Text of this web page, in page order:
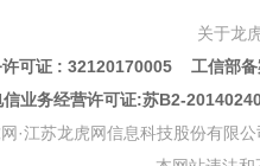
关于龙
许可证 : 32120170005 工信部
信业务经营许可证:苏B2-
·江苏龙虎网信息科技股份有限